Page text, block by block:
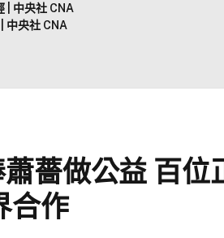
| 中央社 CNA
中央社 CNA
薔做公益 百位
合作